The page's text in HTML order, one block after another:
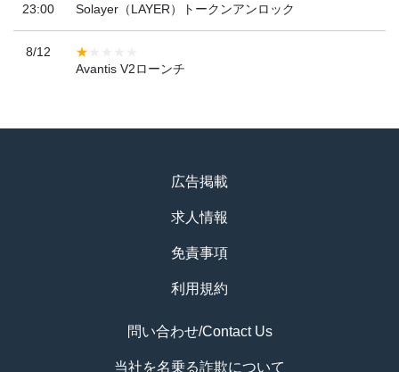
23:00
Solayer（LAYER）トークンアンロック
8/12
Avantis V2ローンチ
広告掲載
求人情報
免責事項
利用規約
問い合わせ/Contact Us
当社を名乗る詐欺について